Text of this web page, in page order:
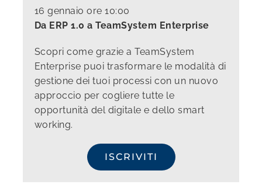
16 gennaio ore 10:00
Da ERP 1.0 a TeamSystem Enterprise
Scopri come grazie a TeamSystem
Enterprise puoi trasformare le modalità di
gestione dei tuoi processi con un nuovo
approccio per cogliere tutte le
opportunità del digitale e dello smart
working.
ISCRIVITI